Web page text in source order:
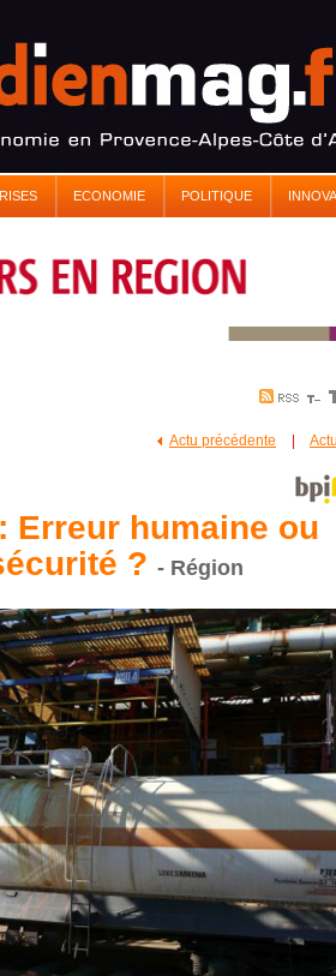
ECONOMIE POLITIQUE
Actu précédente
Erreur humaine ou
? - Région